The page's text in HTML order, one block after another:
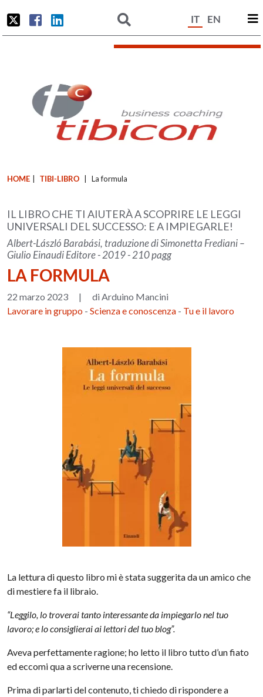
IT EN
HOME TIBI-LIBRO La formula
IL LIBRO CHE TI AIUTERÀ A SCOPRIRE LE LEGGI
UNIVERSALI DEL SUCCESSO: E A IMPIEGARLE!
Albert-László Barabási, traduzione di Simonetta Frediani –
Giulio Einaudi Editore - 2019 - 210 pagg
LA FORMULA
22 marzo 2023 |
di Arduino Mancini
Lavorare in gruppo -Scienza e conoscenza - Tu e il lavoro
La lettura di questo libro mi è stata suggerita da un amico che
di mestiere fa il libraio.
“Leggilo, lo troverai tanto interessante da impiegarlo nel tuo
lavoro; e lo consiglierai ai lettori del tuo blog”.
Aveva perfettamente ragione; ho letto il libro tutto d’un fiato
ed eccomi qua a scriverne una recensione.
Prima di parlarti del contenuto, ti chiedo di rispondere a